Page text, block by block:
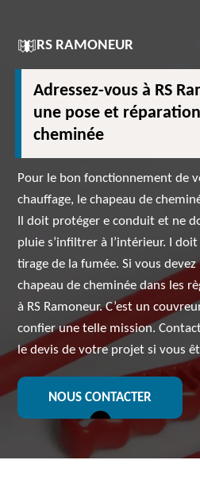
RS RAMONEUR
Adressez-vous à RS
une pose et
cheminée
Pour le bon fonctionnement de
chauffage, le chapeau de
Il doit protéger e conduit et ne
pluie s’infiltrer à l’intérieur. I
tirage de la fumée. Si vous
chapeau de cheminée dans les
à RS Ramoneur. C’est un
confier une telle mission.
le devis de votre projet si vous
NOUS CONTACTER